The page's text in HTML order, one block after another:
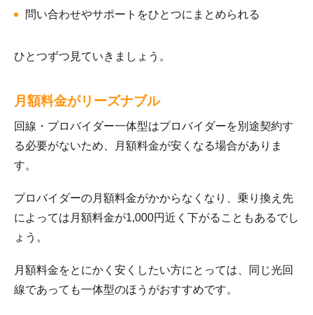
問い合わせやサポートをひとつにまとめられる
ひとつずつ見ていきましょう。
月額料金がリーズナブル
回線・プロバイダー一体型はプロバイダーを別途契約す
る必要がないため、月額料金が安くなる場合がありま
す。
プロバイダーの月額料金がかからなくなり、乗り換え先
によっては月額料金が1,000円近く下がることもあるでし
ょう。
月額料金をとにかく安くしたい方にとっては、同じ光回
線であっても一体型のほうがおすすめです。